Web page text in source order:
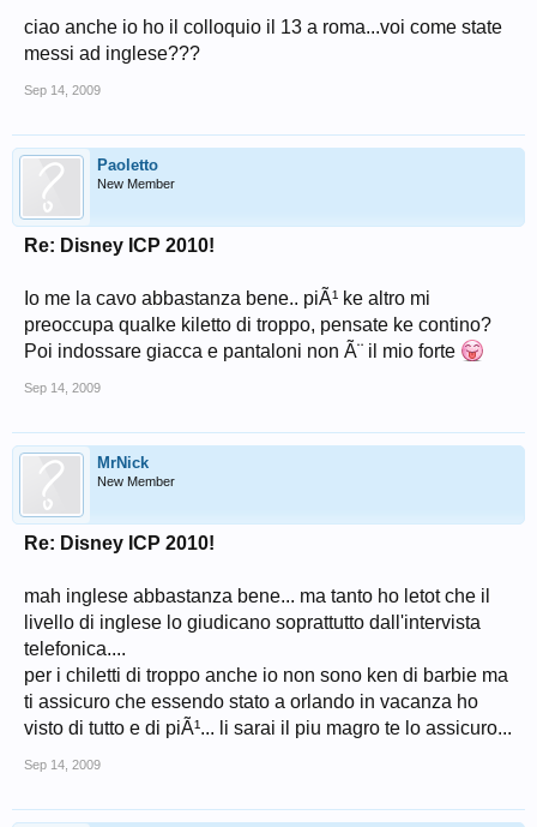
ciao anche io ho il colloquio il 13 a roma...voi come state
messi ad inglese???
Sep 14, 2009
Paoletto
New Member
Re: Disney ICP 2010!
Io me la cavo abbastanza bene.. piÃ¹ ke altro mi
preoccupa qualke kiletto di troppo, pensate ke contino?
Poi indossare giacca e pantaloni non Ã¨ il mio forte
Sep 14, 2009
MrNick
New Member
Re: Disney ICP 2010!
mah inglese abbastanza bene... ma tanto ho letot che il
livello di inglese lo giudicano soprattutto dall'intervista
telefonica....
per i chiletti di troppo anche io non sono ken di barbie ma
ti assicuro che essendo stato a orlando in vacanza ho
visto di tutto e di piÃ¹... li sarai il piu magro te lo assicuro...
Sep 14, 2009